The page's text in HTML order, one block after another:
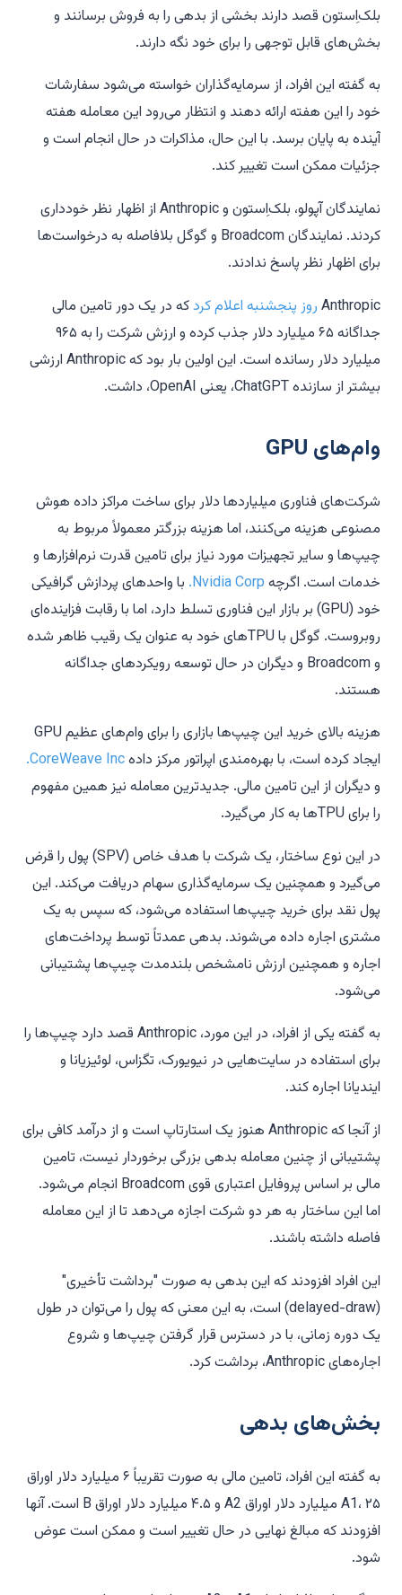
بلک‌اِستون قصد دارند بخشی از بدهی را به فروش برسانند و
بخش‌های قابل توجهی را برای خود نگه دارند.
به گفته این افراد، از سرمایه‌گذاران خواسته می‌شود سفارشات
خود را این هفته ارائه دهند و انتظار می‌رود این معامله هفته
آینده به پایان برسد. با این حال، مذاکرات در حال انجام است و
جزئیات ممکن است تغییر کند.
نمایندگان آپولو، بلک‌اِستون و Anthropic از اظهار نظر خودداری
کردند. نمایندگان Broadcom و گوگل بلافاصله به درخواست‌ها
برای اظهار نظر پاسخ ندادند.
Anthropic روز پنجشنبه اعلام کردکه در یک دور تامین مالی
جداگانه ۶۵ میلیارد دلار جذب کرده و ارزش شرکت را به ۹۶۵
میلیارد دلار رسانده است. این اولین بار بود که Anthropic ارزشی
بیشتر از سازنده ChatGPT، یعنی OpenAI، داشت.
وام‌های GPU
شرکت‌های فناوری میلیاردها دلار برای ساخت مراکز داده هوش
مصنوعی هزینه می‌کنند، اما هزینه بزرگتر معمولاً مربوط به
چیپ‌ها و سایر تجهیزات مورد نیاز برای تامین قدرت نرم‌افزارها و
خدمات است. اگرچه Nvidia Corp. با واحدهای پردازش گرافیکی
خود (GPU) بر بازار این فناوری تسلط دارد، اما با رقابت فزاینده‌ای
روبروست. گوگل با TPUهای خود به عنوان یک رقیب ظاهر شده
و Broadcom و دیگران در حال توسعه رویکردهای جداگانه
هستند.
هزینه بالای خرید این چیپ‌ها بازاری را برای وام‌های عظیم GPU
ایجاد کرده است، با بهره‌مندی اپراتور مرکز دادهCoreWeave Inc.
و دیگران از این تامین مالی. جدیدترین معامله نیز همین مفهوم
را برای TPUها به کار می‌گیرد.
در این نوع ساختار، یک شرکت با هدف خاص (SPV) پول را قرض
می‌گیرد و همچنین یک سرمایه‌گذاری سهام دریافت می‌کند. این
پول نقد برای خرید چیپ‌ها استفاده می‌شود، که سپس به یک
مشتری اجاره داده می‌شوند. بدهی عمدتاً توسط پرداخت‌های
اجاره و همچنین ارزش نامشخص بلندمدت چیپ‌ها پشتیبانی
می‌شود.
به گفته یکی از افراد، در این مورد، Anthropic قصد دارد چیپ‌ها را
برای استفاده در سایت‌هایی در نیویورک، تگزاس، لوئیزیانا و
ایندیانا اجاره کند.
از آنجا که Anthropic هنوز یک استارتاپ است و از درآمد کافی برای
پشتیبانی از چنین معامله بدهی بزرگی برخوردار نیست، تامین
مالی بر اساس پروفایل اعتباری قوی Broadcom انجام می‌شود.
اما این ساختار به هر دو شرکت اجازه می‌دهد تا از این معامله
فاصله داشته باشند.
این افراد افزودند که این بدهی به صورت "برداشت تأخیری"
(delayed-draw) است، به این معنی که پول را می‌توان در طول
یک دوره زمانی، با در دسترس قرار گرفتن چیپ‌ها و شروع
اجاره‌های Anthropic، برداشت کرد.
بخش‌های بدهی
به گفته این افراد، تامین مالی به صورت تقریباً ۶ میلیارد دلار اوراق
A1، ۲۵ میلیارد دلار اوراق A2 و ۴.۵ میلیارد دلار اوراق B است. آنها
افزودند که مبالغ نهایی در حال تغییر است و ممکن است عوض
شود.